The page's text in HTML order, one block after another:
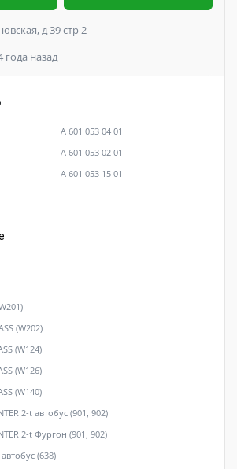
д 39 стр 2
года назад
A 601 053 04 01
A 601 053 02 01
A 601 053 15 01
(W202)
(W124)
(W126)
(W140)
2-t автобус (901, 902)
2-t Фургон (901, 902)
автобус (638)